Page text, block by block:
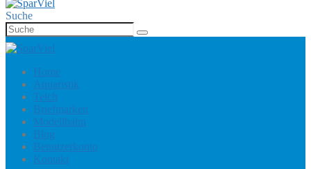
Suche
Home
Aquaristik
Teich
Briefmarken
Modellbahn
Blog
Benutzerkonto
Kontakt